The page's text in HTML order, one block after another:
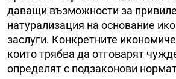
даващи възможности за
натурализация на основание
заслуги. Конкретните
които трябва да отговарят
определят с подзаконови